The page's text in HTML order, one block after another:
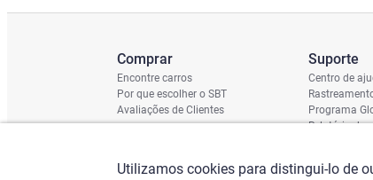
Comprar
Encontre carros
Por que escolher o SBT
Avaliações de Clientes
Suporte
Centro de
Programa
Relatório de
Utilizamos cookies para distingui-lo de